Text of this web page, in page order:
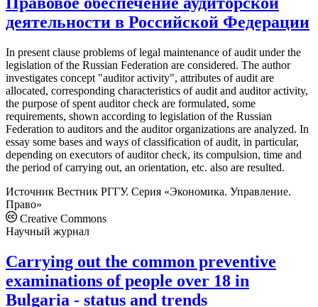
деятельности в Российской Федерации
In present clause problems of legal maintenance of audit under the
legislation of the Russian Federation are considered. The author
investigates concept "auditor activity", attributes of audit are
allocated, corresponding characteristics of audit and auditor activity,
the purpose of spent auditor check are formulated, some
requirements, shown according to legislation of the Russian
Federation to auditors and the auditor organizations are analyzed. In
essay some bases and ways of classification of audit, in particular,
depending on executors of auditor check, its compulsion, time and
the period of carrying out, an orientation, etc. also are resulted.
Источник Вестник РГГУ. Серия «Экономика. Управление.
Право»
Creative Commons
Научный журнал
Carrying out the common preventive
examinations of people over 18 in
Bulgaria - status and trends